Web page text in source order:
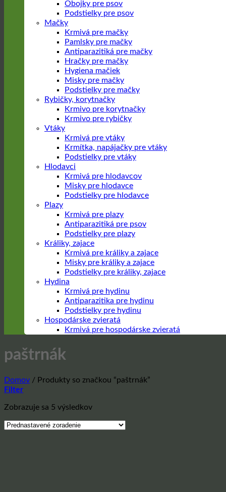
Obojky pre psov
Podstielky pre psov
Mačky
Krmivá pre mačky
Pamlsky pre mačky
Antiparazitiká pre mačky
Hračky pre mačky
Hygiena mačiek
Misky pre mačky
Podstielky pre mačky
Rybičky, korytnačky
Krmivo pre korytnačky
Krmivo pre rybičky
Vtáky
Krmivá pre vtáky
Krmítka, napájačky pre vtáky
Podstielky pre vtáky
Hlodavci
Krmivá pre hlodavcov
Misky pre hlodavce
Podstielky pre hlodavce
Plazy
Krmivá pre plazy
Antiparazitiká pre psov
Podstielky pre plazy
Králiky, zajace
Krmivá pre králiky a zajace
Misky pre králiky a zajace
Podstielky pre králiky, zajace
Hydina
Krmivá pre hydinu
Antiparazitika pre hydinu
Podstielky pre hydinu
Hospodárske zvieratá
Krmivá pre hospodárske zvieratá
paštrnák
Domov / Produkty so značkou “paštrnák”
Filter
Zobrazuje sa 5 výsledkov